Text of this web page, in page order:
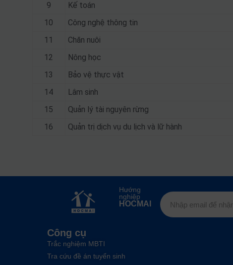
9
Kế toán
10
Công nghệ thông tin
11
Chăn nuôi
12
Nông học
13
Bảo vệ thực vật
14
Lâm sinh
15
Quản lý tài nguyên rừng
16
Quản trị dịch vụ du lịch và lữ hành
Hướng
nghiệp
HOCMAI
Công cụ
Trắc nghiệm MBTI
Tra cứu đề án tuyển sinh